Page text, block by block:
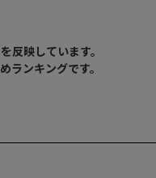
反映しています。
ンキングです。